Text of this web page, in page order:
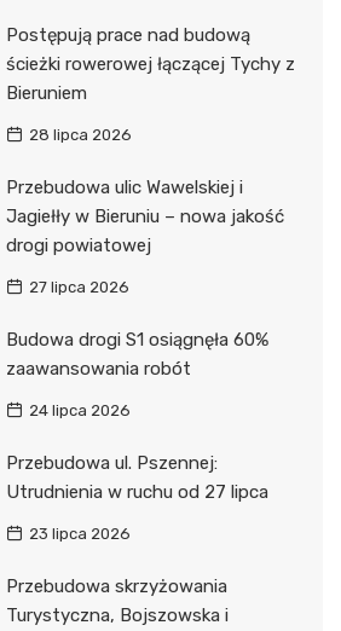
Postępują prace nad budową
ścieżki rowerowej łączącej Tychy z
Bieruniem
28 lipca 2026
Przebudowa ulic Wawelskiej i
Jagiełły w Bieruniu – nowa jakość
drogi powiatowej
27 lipca 2026
Budowa drogi S1 osiągnęła 60%
zaawansowania robót
24 lipca 2026
Przebudowa ul. Pszennej:
Utrudnienia w ruchu od 27 lipca
23 lipca 2026
Przebudowa skrzyżowania
Turystyczna, Bojszowska i